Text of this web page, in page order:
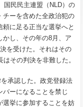
国民民主連盟（NLD）の
チーを含めた全政治犯の
に足る正当な選挙へと
し、その年の8月、ア
を受けた。それはその
その判決を非難した。
承認した。政党登録法
ーになることを禁じ
選挙に参加することを妨